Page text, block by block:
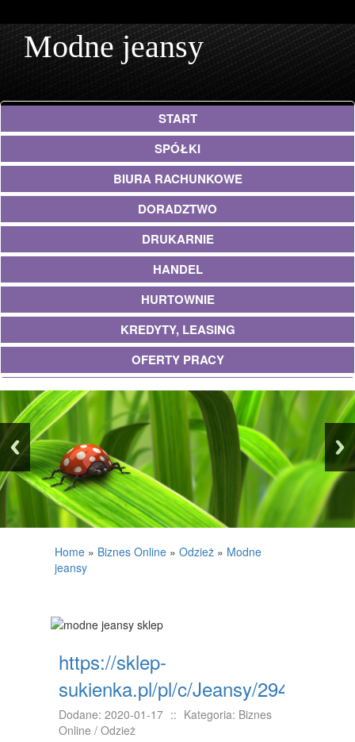
Modne jeansy
START
SPÓŁKI
BIURA RACHUNKOWE
DORADZTWO
DRUKARNIE
HANDEL
HURTOWNIE
KREDYTY, LEASING
OFERTY PRACY
UBEZPIECZENIA
EKOLOGIA
BANKI, PRZELEWY, WALUTY, KANTORY
WYKOŃCZENIA
PROJEKTOWANIE
DRZWI I OKNA
KLIMATYZACJA I WENTYLACJA
NIERUCHOMOŚCI, DZIAŁKI
DOMY, MIESZKANIA
Home » Biznes Online » Odzież » Modne
jeansy
https://sklep-
sukienka.pl/pl/c/Jeansy/294
Dodane: 2020-01-17 :: Kategoria: Biznes
Online / Odzież